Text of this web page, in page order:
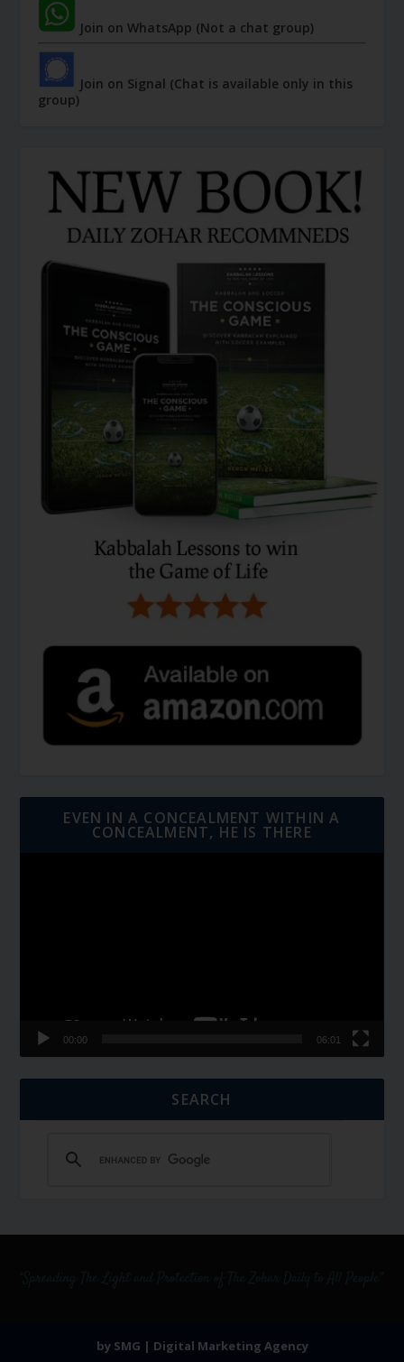
Join on WhatsApp (Not a chat group)
Join on Signal (Chat is available only in this
group)
EVEN IN A CONCEALMENT WITHIN A
CONCEALMENT, HE IS THERE
00:00 06:01
SEARCH
by SMG | Digital Marketing Agency